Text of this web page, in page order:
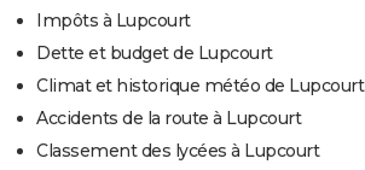
Impôts à Lupcourt
Dette et budget de Lupcourt
Climat et historique météo de Lupcourt
Accidents de la route à Lupcourt
Classement des lycées à Lupcourt